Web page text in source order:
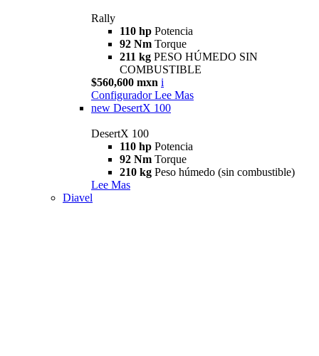
Rally
110 hp Potencia
92 Nm Torque
211 kg PESO HÚMEDO SIN
COMBUSTIBLE
$560,600 mxn i
Configurador Lee Mas
new DesertX 100
DesertX 100
110 hp Potencia
92 Nm Torque
210 kg Peso húmedo (sin combustible)
Lee Mas
Diavel